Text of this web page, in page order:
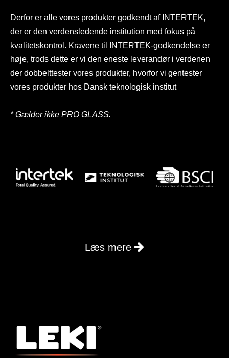
Derfor er alle vores produkter godkendt af INTERTEK,
der er den verdensledende institution med fokus på
kvalitetskontrol. Kravene til INTERTEK-godkendelse er
høje, trods dette er vi den eneste leverandør i verdenen
der dobbelttester vores produkter, hvorfor vi gentester
vores produkter hos Dansk teknologisk institut
* Gælder ikke PRO GLASS.
Læs mere